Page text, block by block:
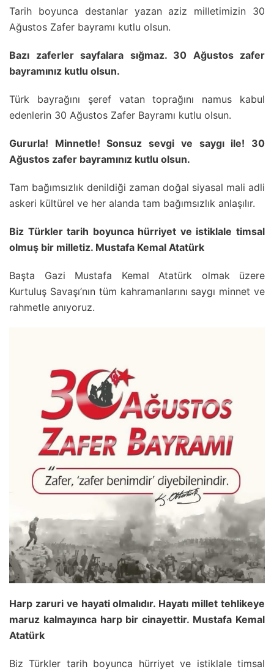
Tarih boyunca destanlar yazan aziz milletimizin 30
Ağustos Zafer bayramı kutlu olsun.
Bazı zaferler sayfalara sığmaz. 30 Ağustos zafer
bayramınız kutlu olsun.
Türk bayrağını şeref vatan toprağını namus kabul
edenlerin 30 Ağustos Zafer Bayramı kutlu olsun.
Gururla! Minnetle! Sonsuz sevgi ve saygı ile! 30
Ağustos zafer bayramınız kutlu olsun.
Tam bağımsızlık denildiği zaman doğal siyasal mali adli
askeri kültürel ve her alanda tam bağımsızlık anlaşılır.
Biz Türkler tarih boyunca hürriyet ve istiklale timsal
olmuş bir milletiz. Mustafa Kemal Atatürk
Başta Gazi Mustafa Kemal Atatürk olmak üzere
Kurtuluş Savaşı’nın tüm kahramanlarını saygı minnet ve
rahmetle anıyoruz.
Harp zaruri ve hayati olmalıdır. Hayatı millet tehlikeye
maruz kalmayınca harp bir cinayettir. Mustafa Kemal
Atatürk
Biz Türkler tarih boyunca hürriyet ve istiklale timsal